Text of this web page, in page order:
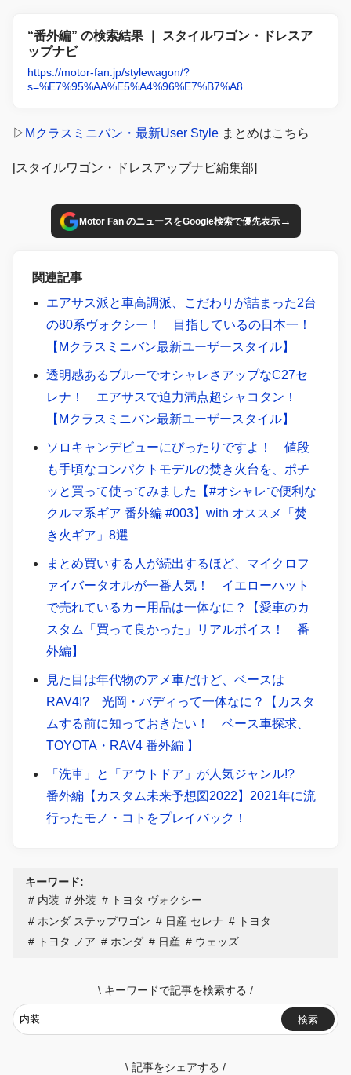
“番外編” の検索結果 ｜ スタイルワゴン・ドレスア
ップナビ
https://motor-fan.jp/stylewagon/?
s=%E7%95%AA%E5%A4%96%E7%B7%A8
▷ Mクラスミニバン・最新User Style まとめはこちら
[スタイルワゴン・ドレスアップナビ編集部]
Motor Fan のニュースをGoogle検索で優先表示→
関連記事
エアサス派と車高調派、こだわりが詰まった2台
の80系ヴォクシー！ 目指しているの日本一！
【Mクラスミニバン最新ユーザースタイル】
透明感あるブルーでオシャレさアップなC27セ
レナ！ エアサスで迫力満点超シャコタン！
【Mクラスミニバン最新ユーザースタイル】
ソロキャンデビューにぴったりですよ！ 値段
も手頃なコンパクトモデルの焚き火台を、ポチ
ッと買って使ってみました【#オシャレで便利な
クルマ系ギア 番外編 #003】with オススメ「焚
き火ギア」8選
まとめ買いする人が続出するほど、マイクロフ
ァイバータオルが一番人気！ イエローハット
で売れているカー用品は一体なに？【愛車のカ
スタム「買って良かった」リアルボイス！ 番
外編】
見た目は年代物のアメ車だけど、ベースは
RAV4!? 光岡・バディって一体なに？【カスタ
ムする前に知っておきたい！ ベース車探求、
TOYOTA・RAV4 番外編 】
「洗車」と「アウトドア」が人気ジャンル!?
番外編【カスタム未来予想図2022】2021年に流
行ったモノ・コトをプレイバック！
キーワード:
内装
外装
トヨタ ヴォクシー
ホンダ ステップワゴン
日産 セレナ
トヨタ
トヨタ ノア
ホンダ 日産 ウェッズ
\ キーワードで記事を検索する /
検索
\ 記事をシェアする /